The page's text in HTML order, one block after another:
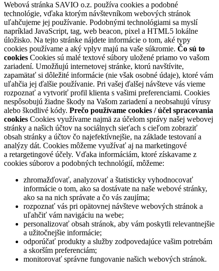
Webová stránka SAVIO o.z. používa cookies a podobné
technológie, vďaka ktorým návštevníkom webových stránok
uľahčujeme jej používanie. Podobnými technológiami sa myslí
napríklad JavaScript, tag, web beacon, pixel a HTML5 lokálne
úložisko. Na tejto stránke nájdete informácie o tom, aké typy
cookies používame a aký vplyv majú na vaše súkromie. Čo sú to
cookies Cookies sú malé textové súbory uložené priamo vo vašom
zariadení. Umožňujú internetovej stránke, ktorú navštívite,
zapamätať si dôležité informácie (nie však osobné údaje), ktoré vám
uľahčia jej ďalšie používanie. Pri vašej ďalšej návšteve vás vieme
rozpoznať a vytvoriť profil klienta s vašimi preferenciami. Cookies
nespôsobujú žiadne škody na Vašom zariadení a neobsahujú vírusy
alebo škodlivé kódy. Prečo používame cookies / účel spracovania
cookies Cookies využívame najmä za účelom správy našej webovej
stránky a našich účtov na sociálnych sieťach s cieľom zobraziť
obsah stránky a účtov čo najefektívnejšie, na základe testovaní a
analýzy dát. Cookies môžeme využívať aj na marketingové
a retargetingové účely. Vďaka informáciám, ktoré získavame z
cookies súborov a podobných technológií, môžeme:
zhromažďovať, analyzovať a štatisticky vyhodnocovať
informácie o tom, ako sa dostávate na naše webové stránky,
ako sa na nich správate a čo vás zaujíma;
rozpoznať vás pri opätovnej návšteve webových stránok a
uľahčiť vám navigáciu na webe;
personalizovať obsah stránok, aby vám poskytli relevantnejšie
a užitočnejšie informácie;
odporúčať produkty a služby zodpovedajúce vašim potrebám
a skorším preferenciám;
monitorovať správne fungovanie našich webových stránok.